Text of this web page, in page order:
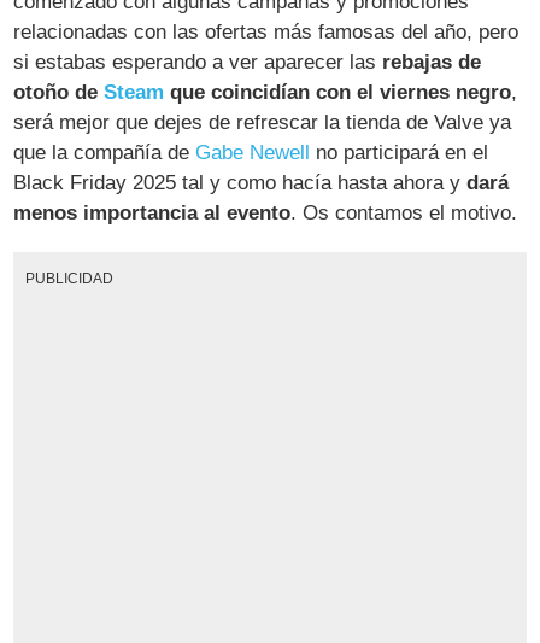
relacionadas con las ofertas más famosas del año, pero
si estabas esperando a ver aparecer las rebajas de
otoño deSteam que coincidían con el viernes negro,
será mejor que dejes de refrescar la tienda de Valve ya
que la compañía de Gabe Newell no participará en el
Black Friday 2025 tal y como hacía hasta ahora ydará
menos importancia al evento. Os contamos el motivo.
PUBLICIDAD